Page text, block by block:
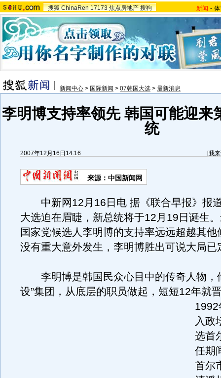
搜狐 ChinaRen 17173 焦点房地产 搜狗 新闻 -
新闻中心 > 国际新闻 > 07韩国大选 > 最新消息
李明博支持率领先 韩国可能迎来
统
2007年12月16日14:16 [我
来源：中国新闻网
中新网12月16日电 据《联合早报》报
大选迫在眉睫，新总统将于12月19日诞生
国家党候选人李明博的支持率远远超越其他
没有重大意外发生，李明博胜出可说大局已
李明博是韩国民众心目中的传奇人物，
设”集团，从底层的职员做起，短短12年就
1992
入政
选首
任期
首尔